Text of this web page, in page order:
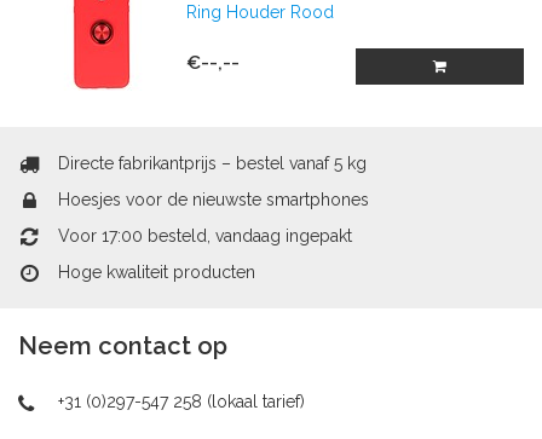
Ring Houder Rood
€--,--
Directe fabrikantprijs – bestel vanaf 5 kg
Hoesjes voor de nieuwste smartphones
Voor 17:00 besteld, vandaag ingepakt
Hoge kwaliteit producten
Neem contact op
+31 (0)297-547 258 (lokaal tarief)